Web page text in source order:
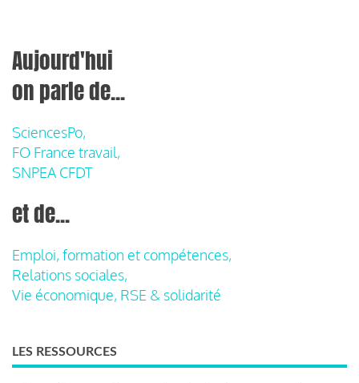
Aujourd'hui
on parle de...
SciencesPo,
FO France travail,
SNPEA CFDT
et de...
Emploi, formation et compétences,
Relations sociales,
Vie économique, RSE & solidarité
LES RESSOURCES